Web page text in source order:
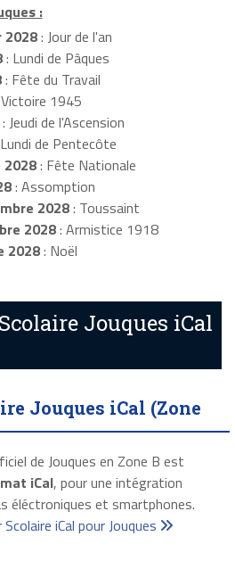
:
2028: Jour de l'an
: Lundi de Pâques
: Fête du Travail
1945
: Jeudi de l'Ascension
de Pentecôte
: Fête Nationale
: Assomption
2028: Toussaint
2028: Armistice 1918
2028: Noël
Jouques iCal
Jouques iCal (Zone
de Jouques en Zone B est
iCal, pour une intégration
éléctroniques et smartphones.
iCal pour Jouques